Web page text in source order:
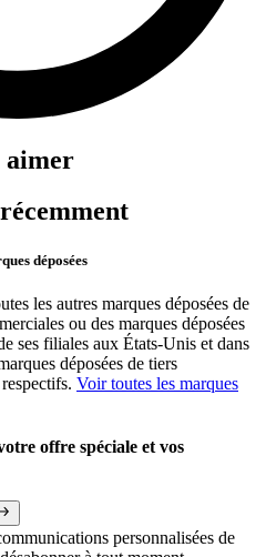
aimer
déposées
les autres marques déposées de
ou des marques déposées
ses filiales aux États-Unis et dans
déposées de tiers
Voir toutes les marques
offre spéciale et vos
personnalisées de